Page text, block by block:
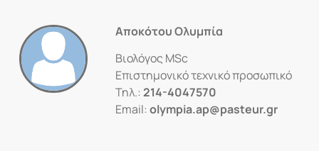
Αποκότου Ολυμπία
Βιολόγος MSc
Επιστημονικό τεχνικό προσωπικό
Τηλ.: 214-4047570
Email: olympia.ap@pasteur.gr